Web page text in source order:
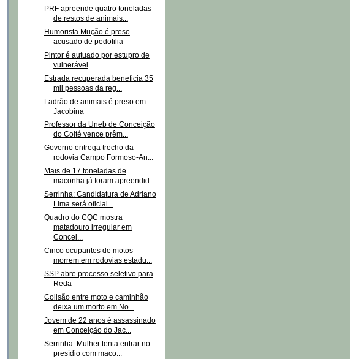
PRF apreende quatro toneladas
de restos de animais...
Humorista Mução é preso
acusado de pedofilia
Pintor é autuado por estupro de
vulnerável
Estrada recuperada beneficia 35
mil pessoas da reg...
Ladrão de animais é preso em
Jacobina
Professor da Uneb de Conceição
do Coité vence prêm...
Governo entrega trecho da
rodovia Campo Formoso-An...
Mais de 17 toneladas de
maconha já foram apreendid...
Serrinha: Candidatura de Adriano
Lima será oficial...
Quadro do CQC mostra
matadouro irregular em
Concei...
Cinco ocupantes de motos
morrem em rodovias estadu...
SSP abre processo seletivo para
Reda
Colisão entre moto e caminhão
deixa um morto em No...
Jovem de 22 anos é assassinado
em Conceição do Jac...
Serrinha: Mulher tenta entrar no
presídio com maco...